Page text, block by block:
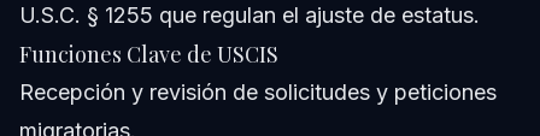
U.S.C. § 1255 que regulan el ajuste de estatus.
Funciones Clave de USCIS
Recepción y revisión de solicitudes y peticiones
migratorias.